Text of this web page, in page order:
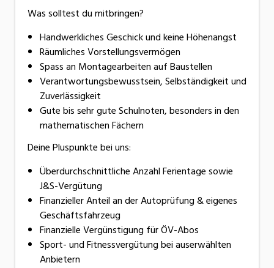
Was solltest du mitbringen?
Handwerkliches Geschick und keine Höhenangst
Räumliches Vorstellungsvermögen
Spass an Montagearbeiten auf Baustellen
Verantwortungsbewusstsein, Selbständigkeit und
Zuverlässigkeit
Gute bis sehr gute Schulnoten, besonders in den
mathematischen Fächern
Deine Pluspunkte bei uns:
Überdurchschnittliche Anzahl Ferientage sowie
J&S-Vergütung
Finanzieller Anteil an der Autoprüfung & eigenes
Geschäftsfahrzeug
Finanzielle Vergünstigung für ÖV-Abos
Sport- und Fitnessvergütung bei auserwählten
Anbietern